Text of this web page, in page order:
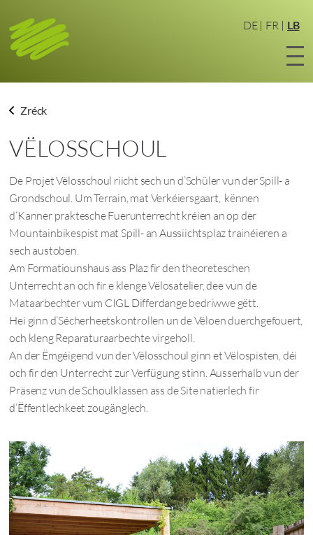
DE FR LB
Zréck
VËLOSSCHOUL
De Projet Vëlosschoul riicht sech un d’Schüler vun der Spill- a
Grondschoul. Um Terrain, mat Verkéiersgaart, kënnen
d‘Kanner praktesche Fuerunterrecht kréien an op der
Mountainbikespist mat Spill- an Aussiichtsplaz trainéieren a
sech austoben.
Am Formatiounshaus ass Plaz fir den theoreteschen
Unterrecht an och fir e klenge Vëlosatelier, dee vun de
Mataarbechter vum CIGL Differdange bedriwwe gëtt.
Hei ginn d’Sécherheetskontrollen un de Vëloen duerchgefouert,
och kleng Reparaturaarbechte virgeholl.
An der Ëmgéigend vun der Vëlosschoul ginn et Vëlospisten, déi
och fir den Unterrecht zur Verfügung stinn. Ausserhalb vun der
Präsenz vun de Schoulklassen ass de Site natierlech fir
d’Ëffentlechkeet zougänglech.